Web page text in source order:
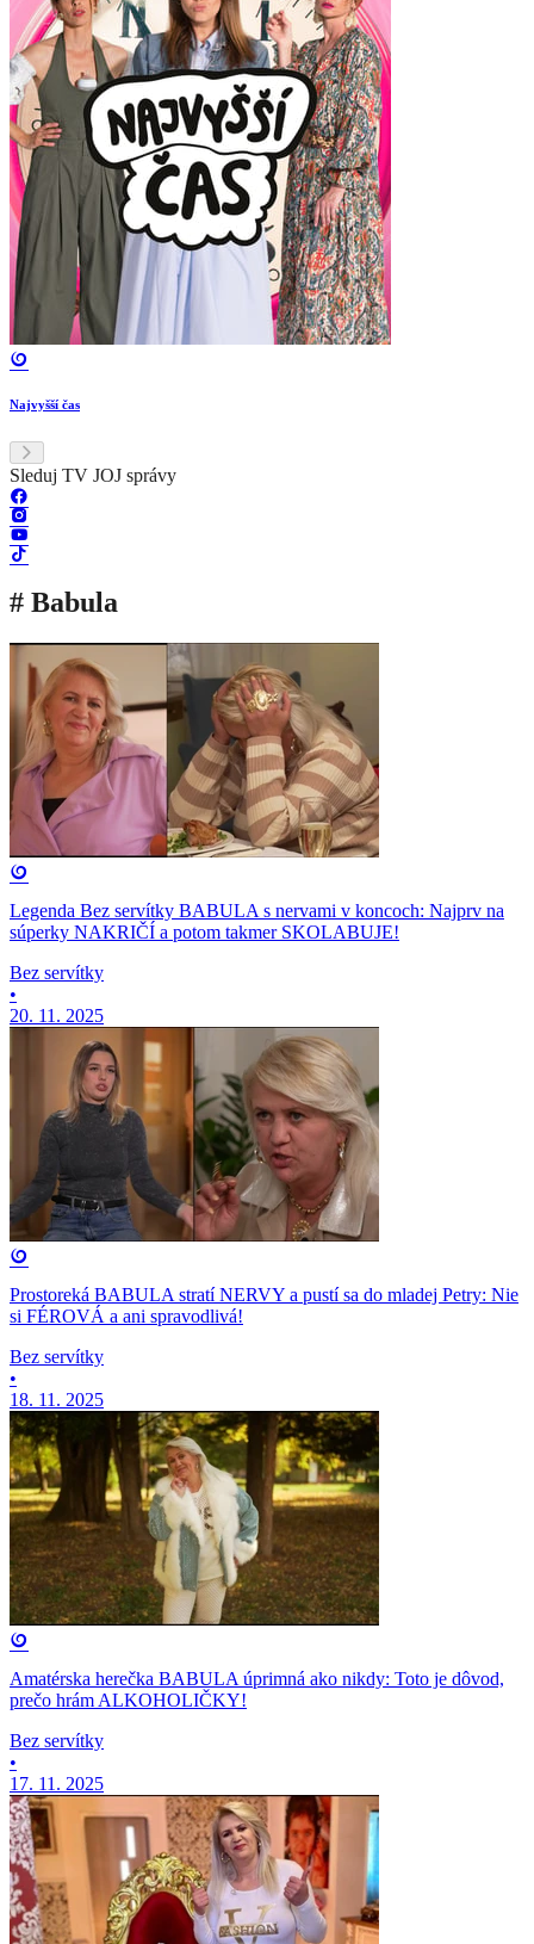
Najvyšší čas
Sleduj TV JOJ správy
# Babula
Legenda Bez servítky BABULA s nervami v koncoch: Najprv na
súperky NAKRIČÍ a potom takmer SKOLABUJE!
Bez servítky
•
20. 11. 2025
Prostoreká BABULA stratí NERVY a pustí sa do mladej Petry: Nie
si FÉROVÁ a ani spravodlivá!
Bez servítky
•
18. 11. 2025
Amatérska herečka BABULA úprimná ako nikdy: Toto je dôvod,
prečo hrám ALKOHOLIČKY!
Bez servítky
•
17. 11. 2025